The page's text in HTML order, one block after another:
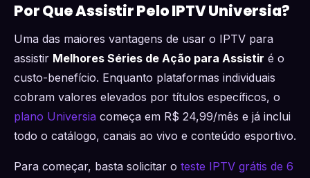
Por Que Assistir Pelo IPTV Universia?
Uma das maiores vantagens de usar o IPTV para
assistir Melhores Séries de Ação para Assistir é o
custo-benefício. Enquanto plataformas individuais
cobram valores elevados por títulos específicos, o
plano Universia começa em R$ 24,99/mês e já inclui
todo o catálogo, canais ao vivo e conteúdo esportivo.
Para começar, basta solicitar o teste IPTV grátis de 6